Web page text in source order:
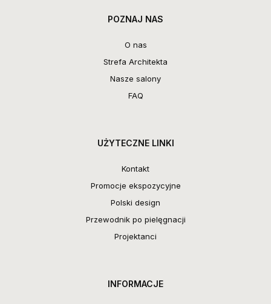
POZNAJ NAS
O nas
Strefa Architekta
Nasze salony
FAQ
UŻYTECZNE LINKI
Kontakt
Promocje ekspozycyjne
Polski design
Przewodnik po pielęgnacji
Projektanci
INFORMACJE